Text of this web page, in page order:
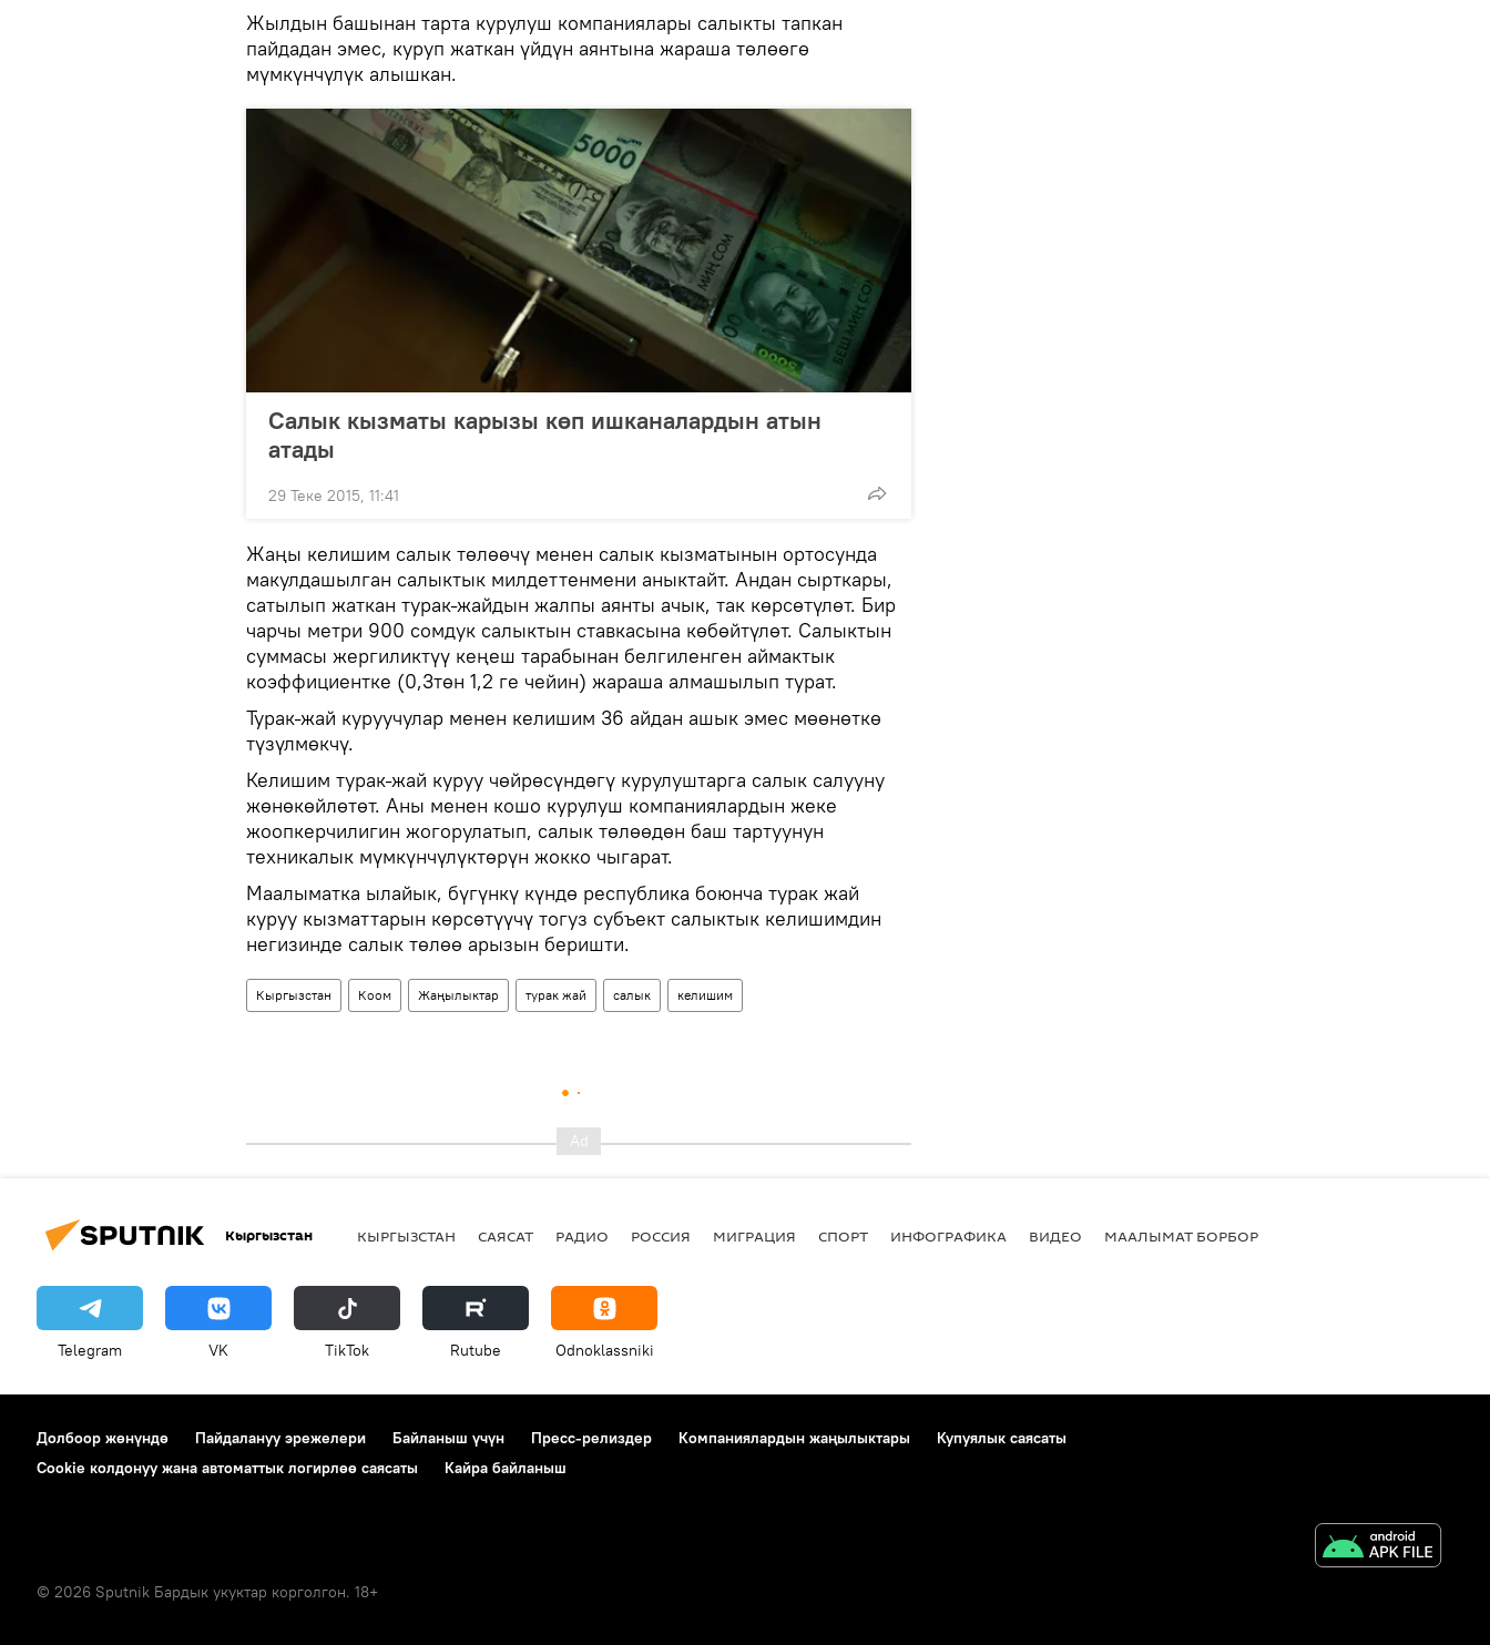
Жылдын башынан тарта курулуш компаниялары салыкты тапкан
пайдадан эмес, куруп жаткан үйдүн аянтына жараша төлөөгө
мүмкүнчүлүк алышкан.
Салык кызматы карызы көп ишканалардын атын
атады
29 Теке 2015, 11:41
Жаңы келишим салык төлөөчү менен салык кызматынын ортосунда
макулдашылган салыктык милдеттенмени аныктайт. Андан сырткары,
сатылып жаткан турак-жайдын жалпы аянты ачык, так көрсөтүлөт. Бир
чарчы метри 900 сомдук салыктын ставкасына көбөйтүлөт. Салыктын
суммасы жергиликтүү кеңеш тарабынан белгиленген аймактык
коэффициентке (0,3төн 1,2 ге чейин) жараша алмашылып турат.
Турак-жай куруучулар менен келишим 36 айдан ашык эмес мөөнөткө
түзүлмөкчү.
Келишим турак-жай куруу чөйрөсүндөгү курулуштарга салык салууну
жөнөкөйлөтөт. Аны менен кошо курулуш компаниялардын жеке
жоопкерчилигин жогорулатып, салык төлөөдөн баш тартуунун
техникалык мүмкүнчүлүктөрүн жокко чыгарат.
Маалыматка ылайык, бүгүнкү күндө республика боюнча турак жай
куруу кызматтарын көрсөтүүчү тогуз субъект салыктык келишимдин
негизинде салык төлөө арызын беришти.
Кыргызстан Коом Жаңылыктар турак жай салык келишим
Кыргызстан КЫРГЫЗСТАН САЯСАТ РАДИО РОССИЯ МИГРАЦИЯ СПОРТ ИНФОГРАФИКА ВИДЕО МААЛЫМАТ БОРБОР
Telegram VK ТikТоk Rutube Odnoklassniki
Долбоор жөнүндө Пайдалануу эрежелери Байланыш үчүн Пресс-релиздер Компаниялардын жаңылыктары
Купуялык саясаты
Cookie колдонуу жана автоматтык логирлөө саясаты
Кайра байланыш
© 2026 Sputnik Бардык укуктар корголгон. 18+